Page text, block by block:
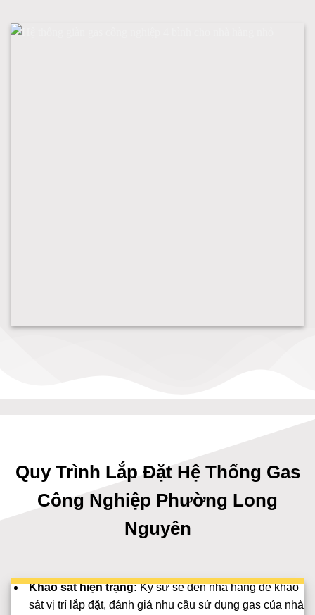
Quy Trình Lắp Đặt Hệ Thống Gas
Công Nghiệp Phường Long
Nguyên
Khảo sát hiện trạng:Kỹ sư sẽ đến nhà hàng để khảo
sát vị trí lắp đặt, đánh giá nhu cầu sử dụng gas của nhà